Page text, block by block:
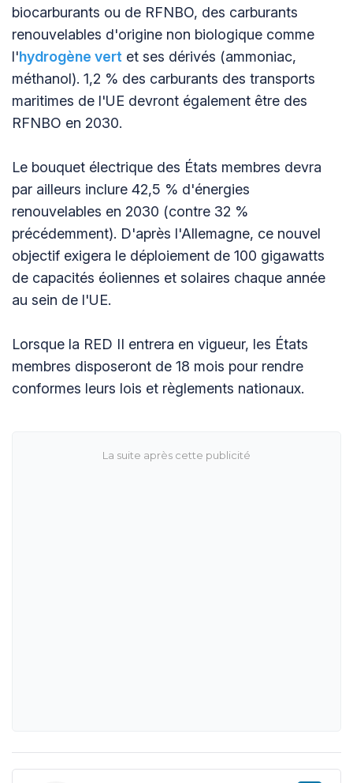
biocarburants ou de RFNBO, des carburants
renouvelables d'origine non biologique comme
l'hydrogène vert et ses dérivés (ammoniac,
méthanol). 1,2 % des carburants des transports
maritimes de l'UE devront également être des
RFNBO en 2030.
Le bouquet électrique des États membres devra
par ailleurs inclure 42,5 % d'énergies
renouvelables en 2030 (contre 32 %
précédemment). D'après l'Allemagne, ce nouvel
objectif exigera le déploiement de 100 gigawatts
de capacités éoliennes et solaires chaque année
au sein de l'UE.
Lorsque la RED II entrera en vigueur, les États
membres disposeront de 18 mois pour rendre
conformes leurs lois et règlements nationaux.